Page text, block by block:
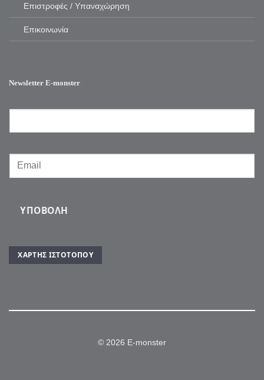
Επιστροφές / Υπαναχώρηση
Επικοινωνία
Newsletter E-monster
ΥΠΟΒΟΛΉ
ΧΆΡΤΗΣ ΙΣΤΌΤΟΠΟΥ
© 2026 E-monster